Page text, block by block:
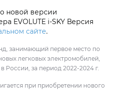
новой версии
EVOLUTE i‑SKY Версия
сайте.
занимающий первое место по
легковых электромобилей,
России, за период 2022-2024 г.
при приобретении нового